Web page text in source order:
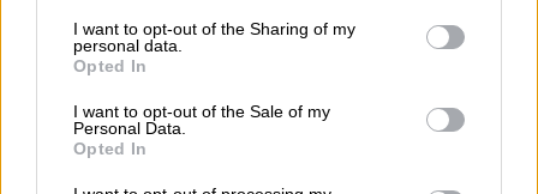
not limited to your visit or usage behaviour. You may click to
grant or deny consent to Google and its third-party tags to
use your data for below specified purposes in below Google
consent section.
I want to opt-out of the Sharing of my
personal data.
Opted In
I want to opt-out of the Sale of my
Personal Data.
Opted In
καθυστέρησαν είναι όσοι είχανε την ευθύνη
2016-2018», ισχυρίστηκε.
Ο ίδιος επέμεινε στη λογική του ανθρωπίνου
λάθος σημειώνοντας: «